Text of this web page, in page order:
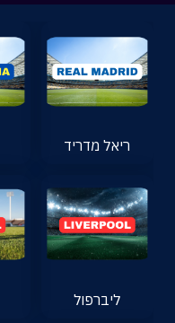
ריאל מדריד
ליברפול